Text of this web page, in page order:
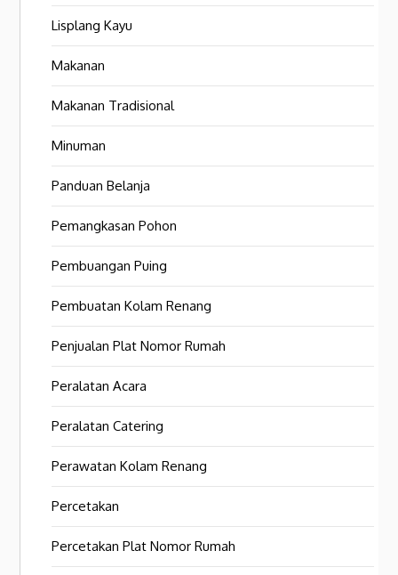
Lisplang Kayu
Makanan
Makanan Tradisional
Minuman
Panduan Belanja
Pemangkasan Pohon
Pembuangan Puing
Pembuatan Kolam Renang
Penjualan Plat Nomor Rumah
Peralatan Acara
Peralatan Catering
Perawatan Kolam Renang
Percetakan
Percetakan Plat Nomor Rumah